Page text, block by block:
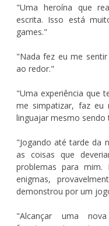
"Uma heroína que
escrita. Isso está
games."
"Nada fez eu me
ao redor."
"Uma experiência que
me simpatizar, faz
linguajar mesmo sendo
"Jogando até tarde da
as coisas que
problemas para
enigmas,
demonstrou por um
"Alcançar uma